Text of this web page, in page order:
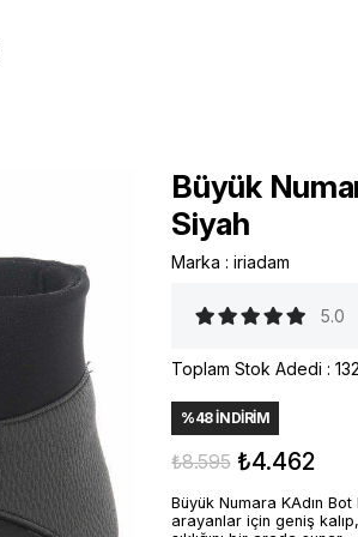
Büyük
Siyah
Marka : iriadam
5.0
Toplam Stok Adedi :
%48İNDIRIM
₺8.595 ₺4.462
Büyük Numara KAdın
arayanlar için geniş